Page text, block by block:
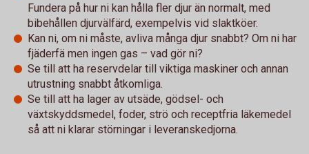
Fundera på hur ni kan hålla fler djur än normalt, med
bibehållen djurvälfärd, exempelvis vid slaktköer.
Kan ni, om ni måste, avliva många djur snabbt? Om ni har
fjäderfä men ingen gas – vad gör ni?
Se till att ha reservdelar till viktiga maskiner och annan
utrustning snabbt åtkomliga.
Se till att ha lager av utsäde, gödsel- och
växtskyddsmedel, foder, strö och receptfria läkemedel
så att ni klarar störningar i leveranskedjorna.